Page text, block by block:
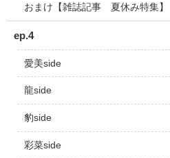
おまけ【雑誌記事 夏休み特集】
ep.4
愛美side
龍side
豹side
彩菜side